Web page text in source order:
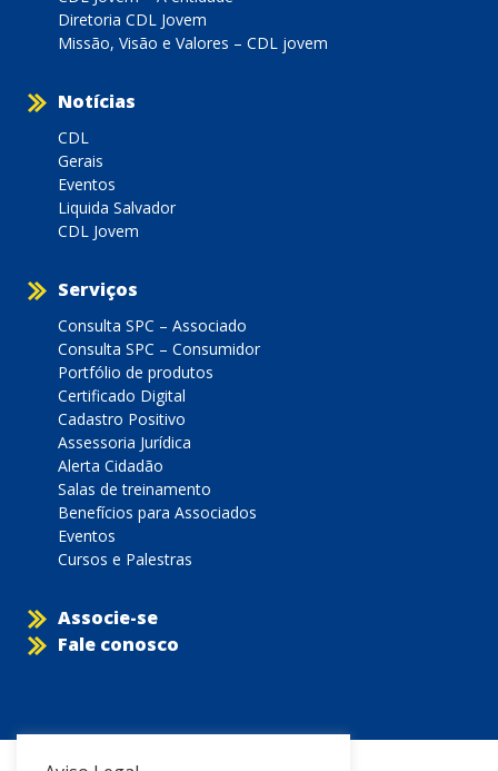
Diretoria CDL Jovem
Missão, Visão e Valores – CDL jovem
Notícias
CDL
Gerais
Eventos
Liquida Salvador
CDL Jovem
Serviços
Consulta SPC – Associado
Consulta SPC – Consumidor
Portfólio de produtos
Certificado Digital
Cadastro Positivo
Assessoria Jurídica
Alerta Cidadão
Salas de treinamento
Benefícios para Associados
Eventos
Cursos e Palestras
Associe-se
Fale conosco